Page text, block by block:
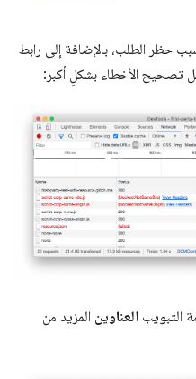
حظر الطلب، بالإضافة إلى رابط
تصحيح الأخطاء بشكلٍ أكبر:
التبويب العناوين المزيد من